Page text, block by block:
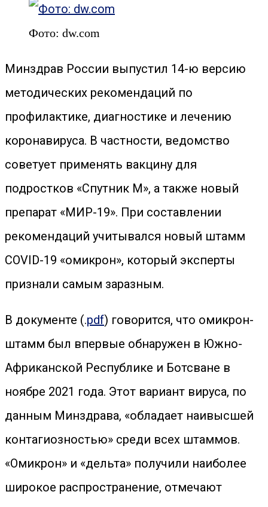
Фото: dw.com
Минздрав России выпустил 14-ю версию
методических рекомендаций по
профилактике, диагностике и лечению
коронавируса. В частности, ведомство
советует применять вакцину для
подростков «Спутник М», а также новый
препарат «МИР-19». При составлении
рекомендаций учитывался новый штамм
COVID-19 «омикрон», который эксперты
признали самым заразным.
В документе (.pdf) говорится, что омикрон-
штамм был впервые обнаружен в Южно-
Африканской Республике и Ботсване в
ноябре 2021 года. Этот вариант вируса, по
данным Минздрава, «обладает наивысшей
контагиозностью» среди всех штаммов.
«Омикрон» и «дельта» получили наиболее
широкое распространение, отмечают